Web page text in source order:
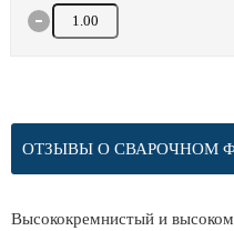
Количество товара
ОТЗЫВЫ О СВАРОЧНОМ
Высококремнистый и